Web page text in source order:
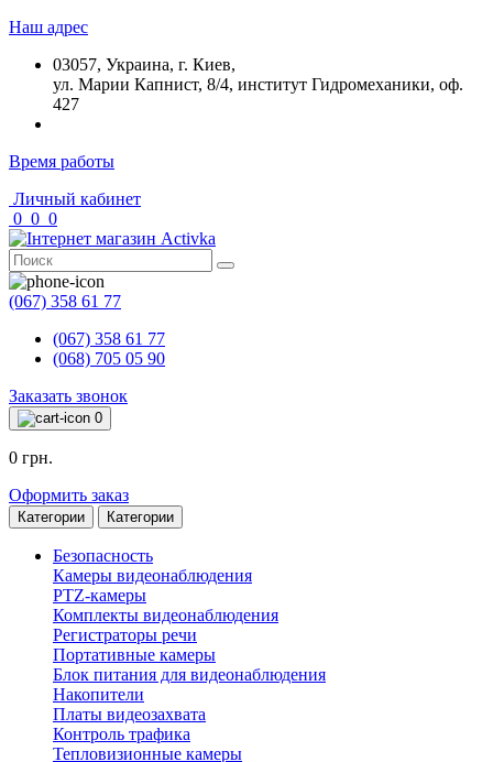
Наш адрес
03057, Украина, г. Киев,
ул. Марии Капнист, 8/4, институт Гидромеханики, оф.
427
Время работы
Личный кабинет
0 0 0
(067) 358 61 77
(067) 358 61 77
(068) 705 05 90
Заказать звонок
0
0 грн.
Оформить заказ
Категории Категории
Безопасность
Камеры видеонаблюдения
PTZ-камеры
Комплекты видеонаблюдения
Регистраторы речи
Портативные камеры
Блок питания для видеонаблюдения
Накопители
Платы видеозахвата
Контроль трафика
Тепловизионные камеры